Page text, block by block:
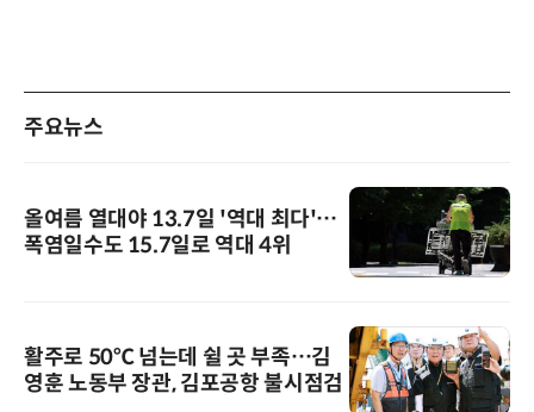
주요뉴스
올여름 열대야 13.7일 '역대 최다'…
폭염일수도 15.7일로 역대 4위
활주로 50℃ 넘는데 쉴 곳 부족…김
영훈 노동부 장관, 김포공항 불시점검